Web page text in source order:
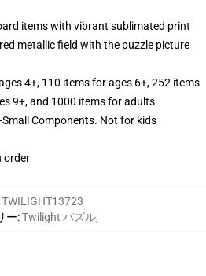
items with vibrant sublimated print
metallic field with the puzzle picture
4+, 110 items for ages 6+, 252 items
9+, and 1000 items for adults
Components. Not for kids
order
TWILIGHT13723
ー:Twilight パズル,